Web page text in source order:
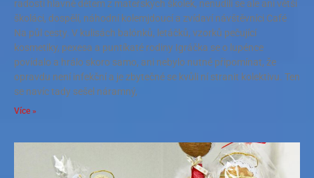
radosti hlavně dětem z mateřských školek, nenudili se ale ani větší
školáci, dospělí, náhodní kolemjdoucí a zvídaví návštěvníci Café
Na půl cesty. V kulisách balónků, letáčků, vzorků pečující
kosmetiky, pexesa a puntíkaté rodiny Igráčka se o lupénce
povídalo a hrálo skoro samo, ani nebylo nutné připomínat, že
opravdu není infekční a je zbytečné se kvůli ní stranit kolektivu. Ten
se navíc tady sešel náramný,
Více »